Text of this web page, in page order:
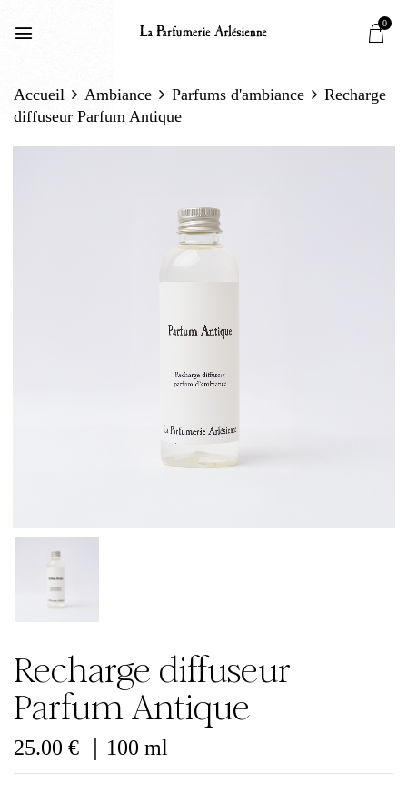
0
Accueil Ambiance Parfums d'ambiance
Recharge
diffuseur Parfum Antique
Recharge diffuseur
Parfum Antique
25.00 € ｜100 ml